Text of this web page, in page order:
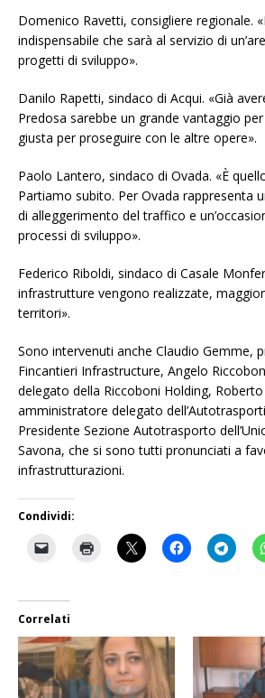
Domenico Ravetti, consigliere regionale.
indispensabile che sarà al servizio di
progetti di sviluppo».
Danilo Rapetti, sindaco di Acqui. «Già
Predosa sarebbe un grande vantaggio
giusta per proseguire con le altre opere».
Paolo Lantero, sindaco di Ovada. «È
Partiamo subito. Per Ovada rappresenta
di alleggerimento del traffico e
processi di sviluppo».
Federico Riboldi, sindaco di Casale
infrastrutture vengono realizzate,
territori».
Sono intervenuti anche Claudio Gemme,
Fincantieri Infrastructure, Angelo
delegato della Riccoboni Holding,
amministratore delegato
Presidente Sezione Autotrasporto
Savona, che si sono tutti pronunciati a
infrastrutturazioni.
Condividi:
Correlati